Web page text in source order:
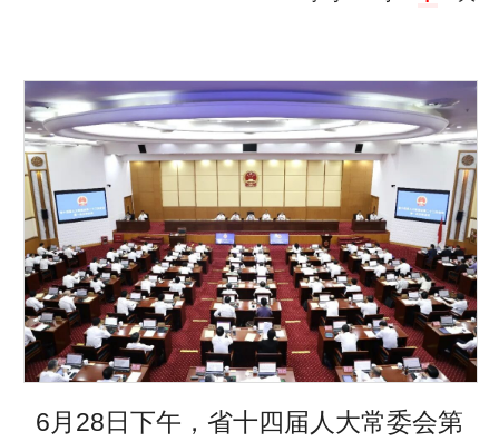
6月28日下午，省十四届人大常委会第